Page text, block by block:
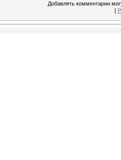
Добавлять комментарии
[